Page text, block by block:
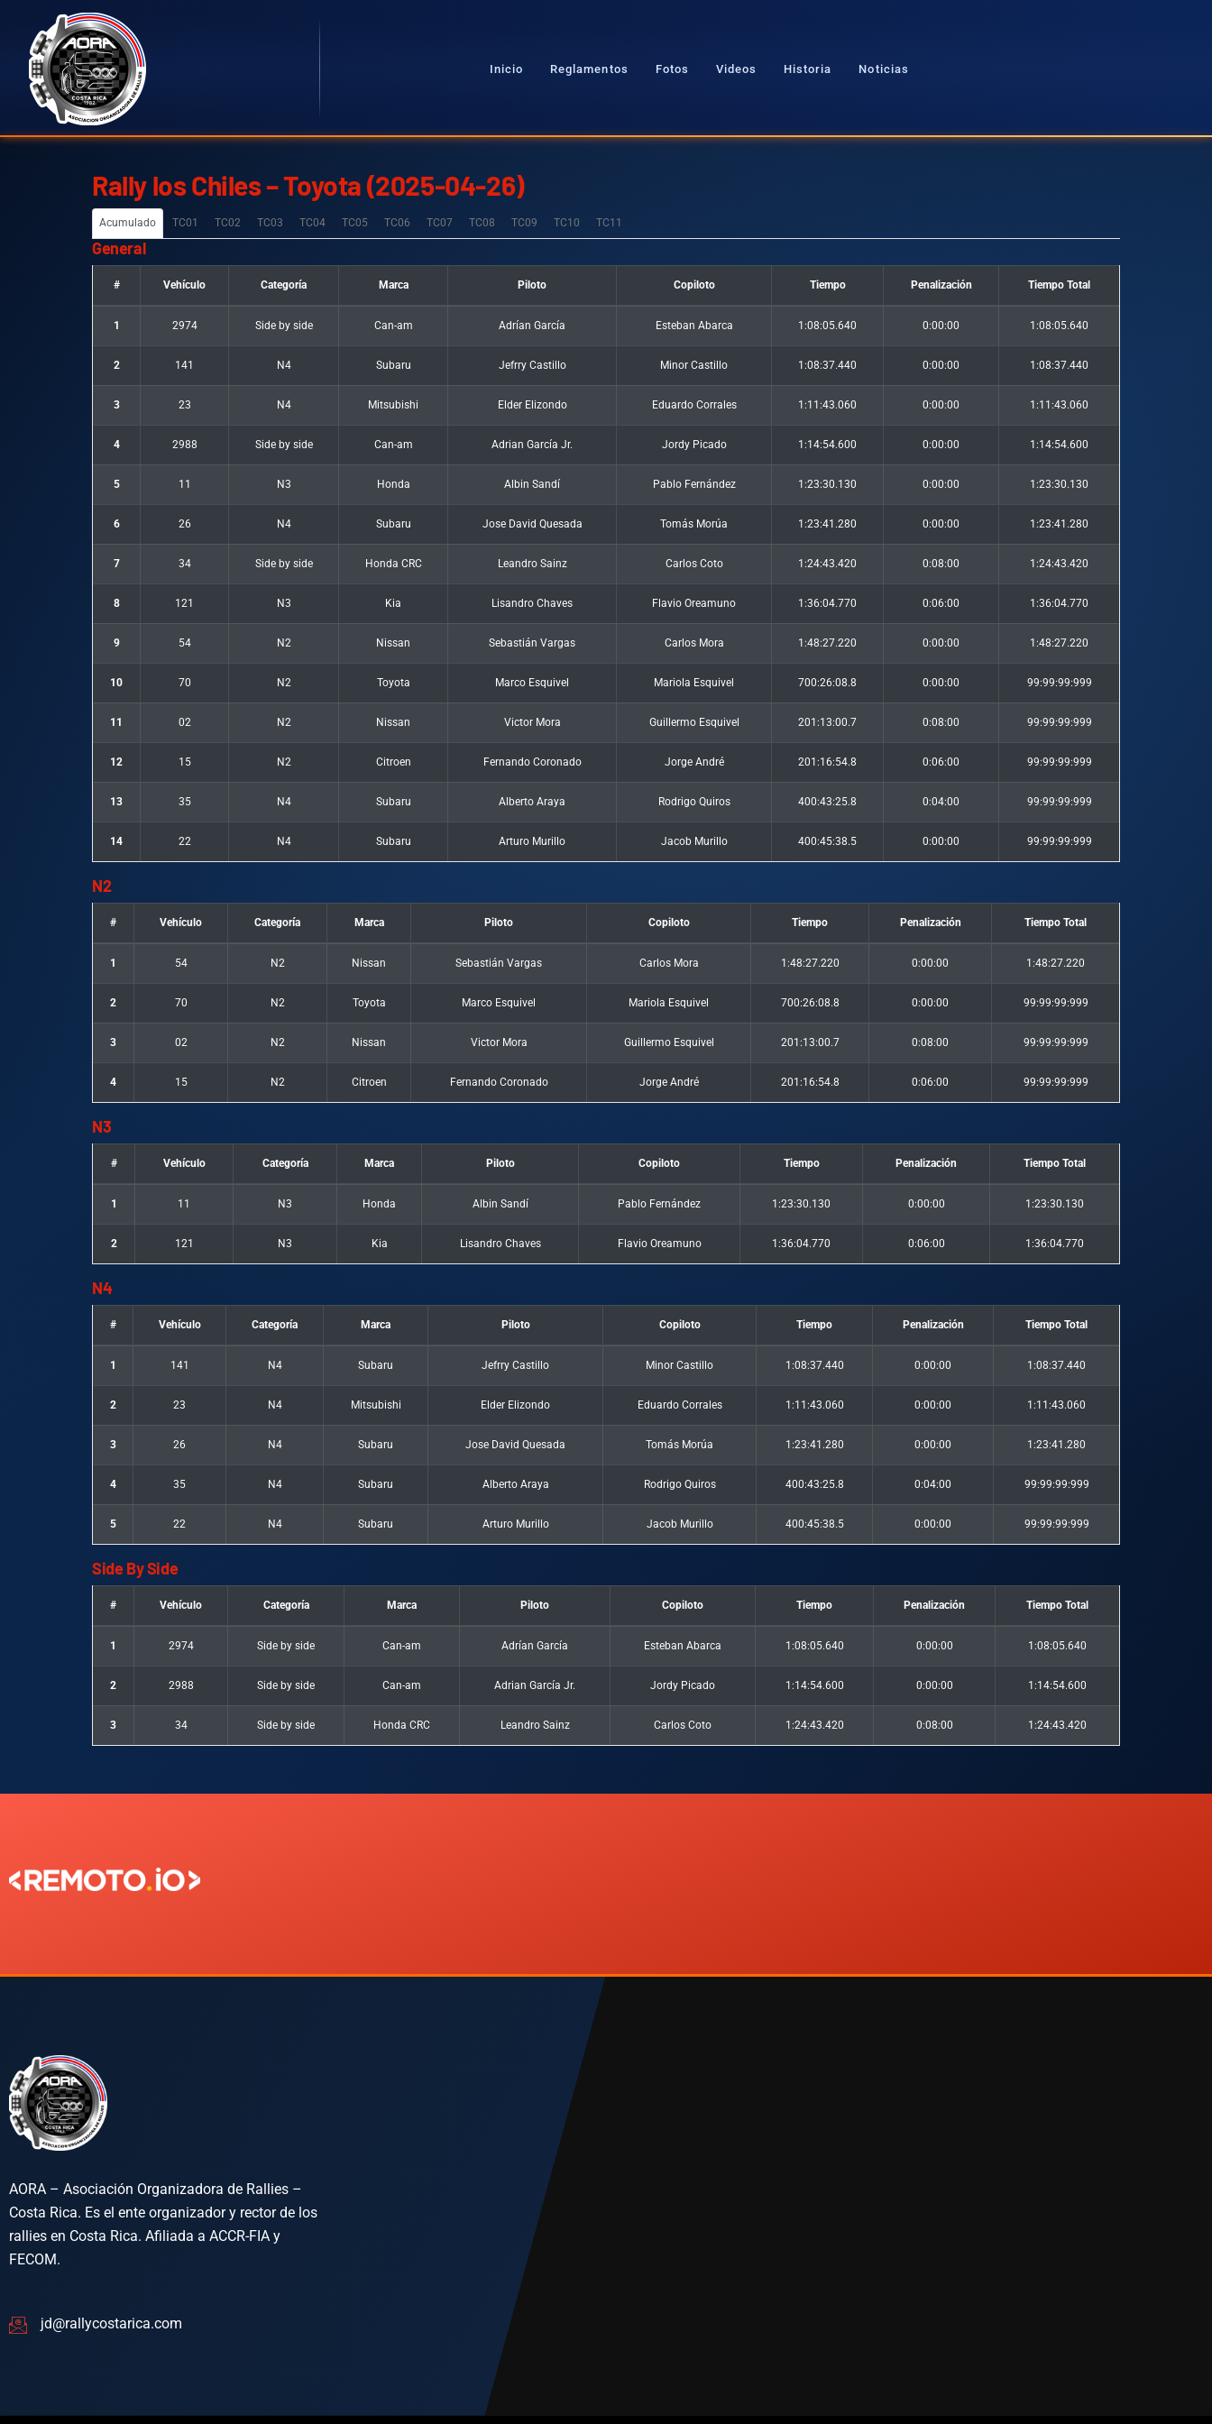
Inicio Reglamentos Fotos Videos Historia Noticias
Rally los Chiles – Toyota (2025-04-26)
Acumulado TC01 TC02 TC03 TC04 TC05 TC06 TC07 TC08 TC09 TC10 TC11
General
# Vehículo Categoría Marca Piloto Copiloto Tiempo Penalización Tiempo Total
1 2974 Side by side Can-am Adrían García Esteban Abarca 1:08:05.640 0:00:00 1:08:05.640
2 141 N4 Subaru Jefrry Castillo Minor Castillo 1:08:37.440 0:00:00 1:08:37.440
3 23 N4 Mitsubishi Elder Elizondo Eduardo Corrales 1:11:43.060 0:00:00 1:11:43.060
4 2988 Side by side Can-am Adrian García Jr. Jordy Picado 1:14:54.600 0:00:00 1:14:54.600
5 11 N3 Honda Albin Sandí Pablo Fernández 1:23:30.130 0:00:00 1:23:30.130
6 26 N4 Subaru Jose David Quesada Tomás Morúa 1:23:41.280 0:00:00 1:23:41.280
7 34 Side by side Honda CRC Leandro Sainz Carlos Coto 1:24:43.420 0:08:00 1:24:43.420
8 121 N3 Kia Lisandro Chaves Flavio Oreamuno 1:36:04.770 0:06:00 1:36:04.770
9 54 N2 Nissan Sebastián Vargas Carlos Mora 1:48:27.220 0:00:00 1:48:27.220
10 70 N2 Toyota Marco Esquivel Mariola Esquivel 700:26:08.8 0:00:00 99:99:99:999
11 02 N2 Nissan Victor Mora Guillermo Esquivel 201:13:00.7 0:08:00 99:99:99:999
12 15 N2 Citroen Fernando Coronado Jorge André 201:16:54.8 0:06:00 99:99:99:999
13 35 N4 Subaru Alberto Araya Rodrigo Quiros 400:43:25.8 0:04:00 99:99:99:999
14 22 N4 Subaru Arturo Murillo Jacob Murillo 400:45:38.5 0:00:00 99:99:99:999
N2
# Vehículo Categoría Marca Piloto Copiloto Tiempo Penalización Tiempo Total
1 54 N2 Nissan Sebastián Vargas Carlos Mora 1:48:27.220 0:00:00 1:48:27.220
2 70 N2 Toyota Marco Esquivel Mariola Esquivel 700:26:08.8 0:00:00 99:99:99:999
3 02 N2 Nissan Victor Mora Guillermo Esquivel 201:13:00.7 0:08:00 99:99:99:999
4 15 N2 Citroen Fernando Coronado Jorge André 201:16:54.8 0:06:00 99:99:99:999
N3
# Vehículo Categoría Marca Piloto Copiloto Tiempo Penalización Tiempo Total
1 11 N3 Honda Albin Sandí Pablo Fernández 1:23:30.130 0:00:00 1:23:30.130
2 121 N3 Kia Lisandro Chaves Flavio Oreamuno 1:36:04.770 0:06:00 1:36:04.770
N4
# Vehículo Categoría Marca Piloto Copiloto Tiempo Penalización Tiempo Total
1 141 N4 Subaru Jefrry Castillo Minor Castillo 1:08:37.440 0:00:00 1:08:37.440
2 23 N4 Mitsubishi Elder Elizondo Eduardo Corrales 1:11:43.060 0:00:00 1:11:43.060
3 26 N4 Subaru Jose David Quesada Tomás Morúa 1:23:41.280 0:00:00 1:23:41.280
4 35 N4 Subaru Alberto Araya Rodrigo Quiros 400:43:25.8 0:04:00 99:99:99:999
5 22 N4 Subaru Arturo Murillo Jacob Murillo 400:45:38.5 0:00:00 99:99:99:999
Side By Side
# Vehículo Categoría Marca Piloto Copiloto Tiempo Penalización Tiempo Total
1 2974 Side by side Can-am Adrían García Esteban Abarca 1:08:05.640 0:00:00 1:08:05.640
2 2988 Side by side Can-am Adrian García Jr. Jordy Picado 1:14:54.600 0:00:00 1:14:54.600
3 34 Side by side Honda CRC Leandro Sainz Carlos Coto 1:24:43.420 0:08:00 1:24:43.420
AORA – Asociación Organizadora de Rallies –
Costa Rica. Es el ente organizador y rector de los
rallies en Costa Rica. Afiliada a ACCR-FIA y
FECOM.
jd@rallycostarica.com